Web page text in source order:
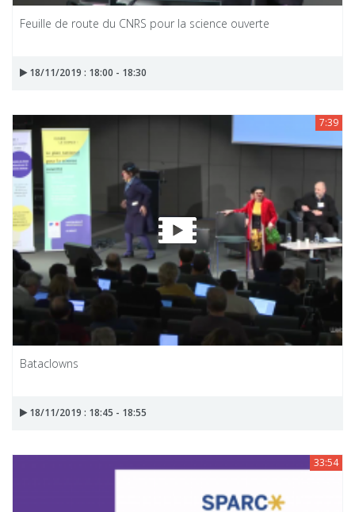
Feuille de route du CNRS pour la science ouverte
18/11/2019 : 18:00 - 18:30
7:39
Bataclowns
18/11/2019 : 18:45 - 18:55
33:54